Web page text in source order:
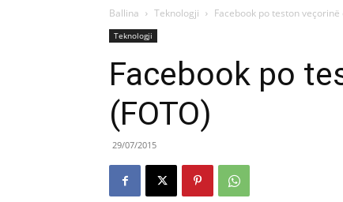
Ballina Teknologji Facebook po teston veçorinë
Teknologji
Facebook po
(FOTO)
29/07/2015